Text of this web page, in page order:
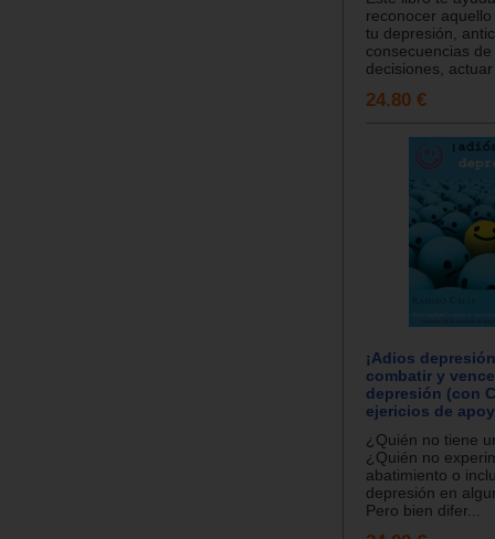
reconocer
tu depresión,
consecuencias de
decisiones,
24.80 €
¡Adios
combatir y
depresión (con
ejericios de
¿Quién no tiene
¿Quién no
abatimiento o
depresión en
Pero bien difer...